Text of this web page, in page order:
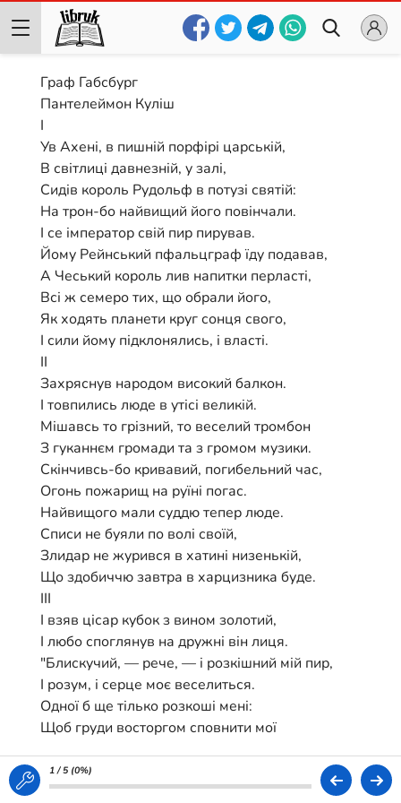
Граф Габсбург
Пантелеймон Куліш
І
Ув Ахені, в пишній порфірі царській,
В світлиці давнезній, у залі,
Сидів король Рудольф в потузі святій:
На трон-бо найвищий його повінчали.
І се імператор свій пир пирував.
Йому Рейнський пфальцграф їду подавав,
А Чеський король лив напитки перласті,
Всі ж семеро тих, що обрали його,
Як ходять планети круг сонця свого,
І сили йому підклонялись, і власті.
ІІ
Захряснув народом високий балкон.
І товпились люде в утісі великій.
Мішавсь то грізний, то веселий тромбон
З гуканнєм громади та з громом музики.
Скінчивсь-бо кривавий, погибельний час,
Огонь пожарищ на руїні погас.
Найвищого мали суддю тепер люде.
Списи не буяли по волі своїй,
Злидар не журився в хатині низенькій,
Що здобиччю завтра в харцизника буде.
ІІІ
І взяв цісар кубок з вином золотий,
І любо споглянув на дружні він лиця.
"Блискучий, — рече, — і розкішний мій пир,
І розум, і серце моє веселиться.
Одної б ще тілько розкоші мені:
Щоб груди восторгом сповнити мої
Я змалку кохавсь у кобзарських піснях
І що, яко рицар, любив у полях,
1 / 5 (0%)